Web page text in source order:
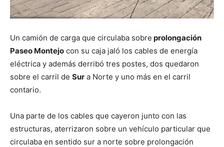
Un camión de carga que circulaba sobre prolongación
Paseo Montejo con su caja jaló los cables de energía
eléctrica y además derribó tres postes, dos quedaron
sobre el carril de Sur a Norte y uno más en el carril
contario.
Una parte de los cables que cayeron junto con las
estructuras, aterrizaron sobre un vehículo particular que
circulaba en sentido sur a norte sobre prolongación